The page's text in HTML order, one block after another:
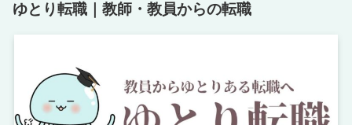
ゆとり転職｜教師・教員からの転職